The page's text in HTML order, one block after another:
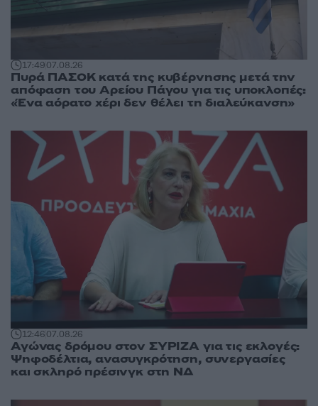
17:4907.08.26
Πυρά ΠΑΣΟΚ κατά της κυβέρνησης μετά την
απόφαση του Αρείου Πάγου για τις υποκλοπές:
«Ένα αόρατο χέρι δεν θέλει τη διαλεύκανση»
12:4607.08.26
Αγώνας δρόμου στον ΣΥΡΙΖΑ για τις εκλογές:
Ψηφοδέλτια, ανασυγκρότηση, συνεργασίες
και σκληρό πρέσινγκ στη ΝΔ